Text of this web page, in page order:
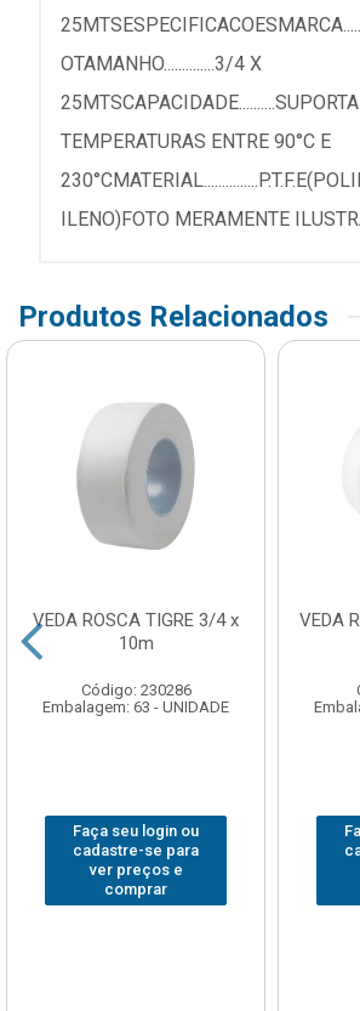
OTAMANHO..............3/4 X
25MTSCAPACIDADE..........SUPORTA
TEMPERATURAS ENTRE 90°C E
ILENO)FOTO MERAMENTE
Produtos Relacionados
VEDA ROSCA TIGRE 3/4 x
10m
Código: 230286
Embalagem: 63 - UNIDADE
Faça seu login ou
cadastre-se para
ver preços e
comprar
VEDA